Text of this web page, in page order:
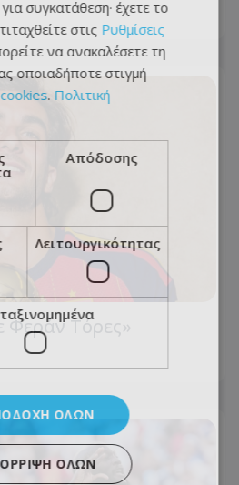
Τόρες»
συγκατάθεση· έχετε το
στις Ρυθμίσεις
να ανακαλέσετε τη
οποιαδήποτε στιγμή
. Πολιτική
Απόδοσης
Λειτουργικότητας
ΌΛΩΝ
ΌΛΩΝ